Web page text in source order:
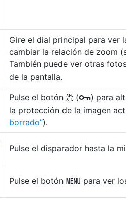
Gire el dial principal para ver
cambiar la relación de zoom
También puede ver otras
de la pantalla.
Pulse el botón A (g) para
la protección de la imagen
borrado ).
Pulse el disparador hasta la
Pulse el botón G para ver